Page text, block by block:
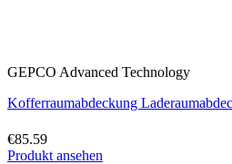
GEPCO Advanced Technology
Kofferraumabdeckung
€85.59
Produkt ansehen